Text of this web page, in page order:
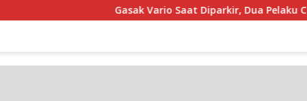
Gasak Vario Saat Diparkir, Dua Pelaku Curanmor di